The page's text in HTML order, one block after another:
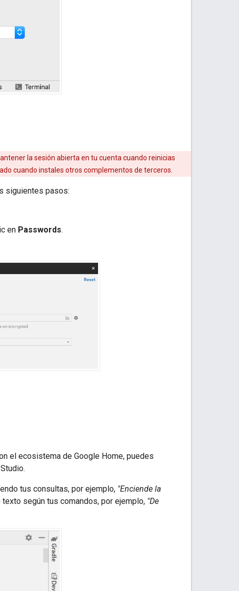
la sesión abierta en tu cuenta cuando reinicias
cuando instales otros complementos de terceros.
siguientes pasos:
en Passwords.
el ecosistema de Google Home, puedes
.
tus consultas, por ejemplo, "Enciende la
según tus comandos, por ejemplo, "De